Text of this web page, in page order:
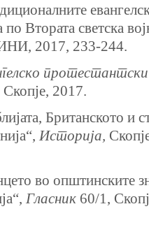
Втората светска
2017, 233-244.
2017.
Британското и
Историја,
во општинските
Гласник 60/1,